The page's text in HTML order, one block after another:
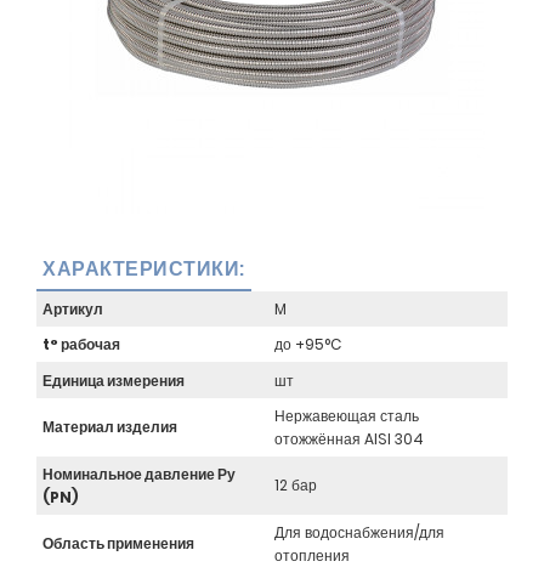
ХАРАКТЕРИСТИКИ:
Артикул
M
t° рабочая
до +95°C
Единица измерения
шт
Материал изделия
Нержавеющая сталь
отожжённая AISI 304
Номинальное давление Ру
(PN)
12 бар
Область применения
Для водоснабжения/для
отопления